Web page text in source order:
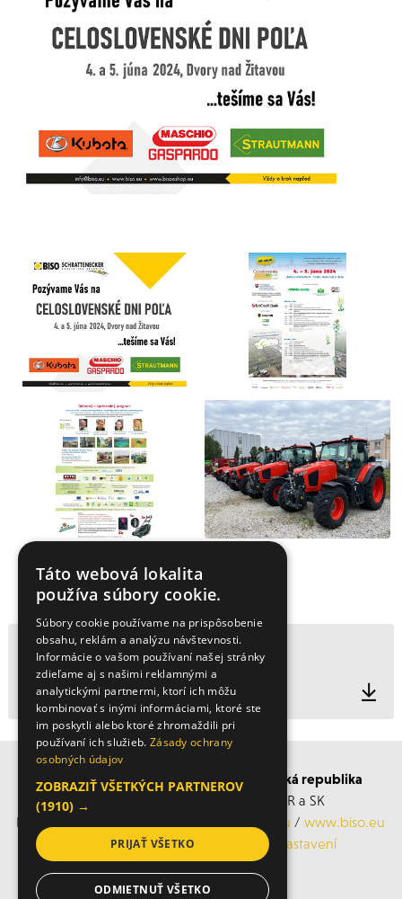
SOUBORY KE STAŽENÍ
Pozvánka, harmonogram
*.pdf ; 7.2 MB
BISO SCHRATTENECKER Česká a Slovenská republika
Obchodní s servisní střediska po ČR a SK
Mobil: +420 606 183 360, Email:
info@biso.eu /www.biso.eu
ochrana osobních údajů
Cookies nastavení
© 2026 Biso
Táto webová lokalita
používa súbory cookie.
Súbory cookie používame na prispôsobenie
obsahu, reklám a analýzu návštevnosti.
Informácie o vašom používaní našej stránky
zdieľame aj s našimi reklamnými a
analytickými partnermi, ktorí ich môžu
kombinovať s inými informáciami, ktoré ste
im poskytli alebo ktoré zhromaždili pri
používaní ich služieb. Zásady ochrany
osobných údajov
ZOBRAZIŤ VŠETKÝCH PARTNEROV
(1910) →
PRIJAŤ VŠETKO
ODMIETNUŤ VŠETKO